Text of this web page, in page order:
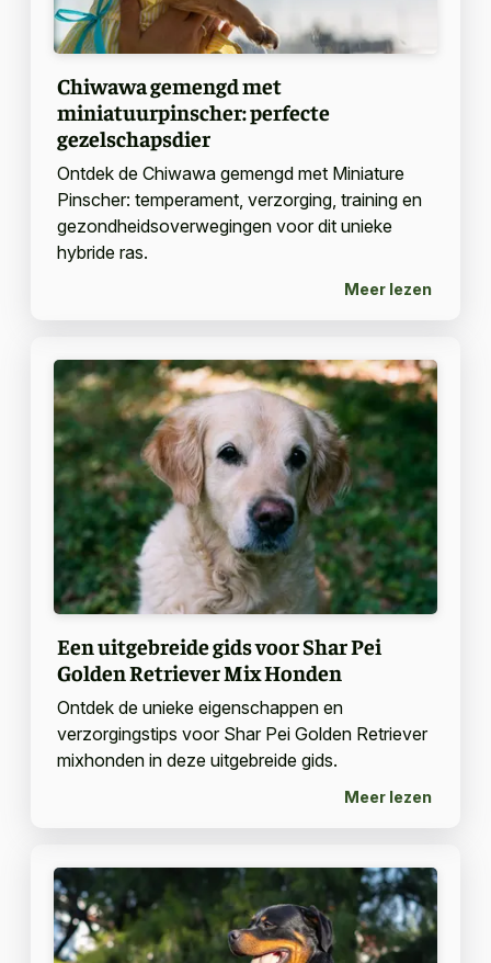
Chiwawa gemengd met
miniatuurpinscher: perfecte
gezelschapsdier
Ontdek de Chiwawa gemengd met Miniature
Pinscher: temperament, verzorging, training en
gezondheidsoverwegingen voor dit unieke
hybride ras.
Meer lezen
Een uitgebreide gids voor Shar Pei
Golden Retriever Mix Honden
Ontdek de unieke eigenschappen en
verzorgingstips voor Shar Pei Golden Retriever
mixhonden in deze uitgebreide gids.
Meer lezen